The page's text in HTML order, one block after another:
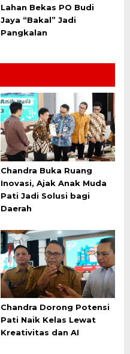
Lahan Bekas PO Budi
Jaya “Bakal” Jadi
Pangkalan
Chandra Buka Ruang
Inovasi, Ajak Anak Muda
Pati Jadi Solusi bagi
Daerah
Chandra Dorong Potensi
Pati Naik Kelas Lewat
Kreativitas dan AI